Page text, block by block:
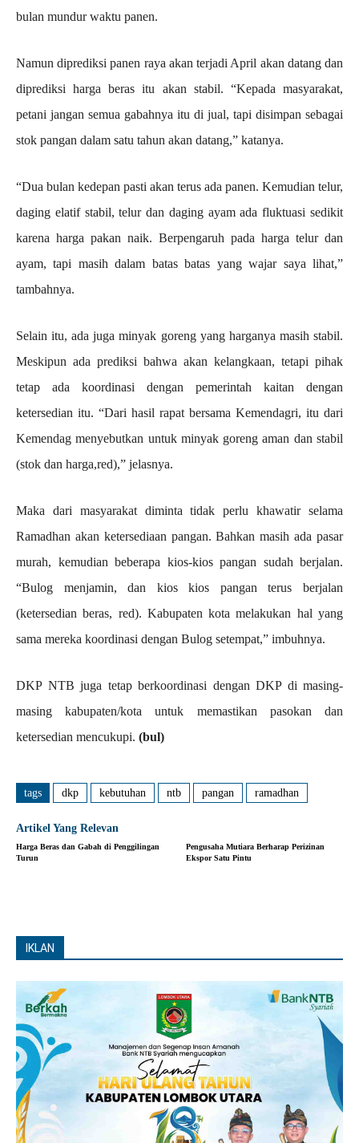
bulan mundur waktu panen.
Namun diprediksi panen raya akan terjadi April akan datang dan
diprediksi harga beras itu akan stabil. “Kepada masyarakat,
petani jangan semua gabahnya itu di jual, tapi disimpan sebagai
stok pangan dalam satu tahun akan datang,” katanya.
“Dua bulan kedepan pasti akan terus ada panen. Kemudian telur,
daging elatif stabil, telur dan daging ayam ada fluktuasi sedikit
karena harga pakan naik. Berpengaruh pada harga telur dan
ayam, tapi masih dalam batas batas yang wajar saya lihat,”
tambahnya.
Selain itu, ada juga minyak goreng yang harganya masih stabil.
Meskipun ada prediksi bahwa akan kelangkaan, tetapi pihak
tetap ada koordinasi dengan pemerintah kaitan dengan
ketersedian itu. “Dari hasil rapat bersama Kemendagri, itu dari
Kemendag menyebutkan untuk minyak goreng aman dan stabil
(stok dan harga,red),” jelasnya.
Maka dari masyarakat diminta tidak perlu khawatir selama
Ramadhan akan ketersediaan pangan. Bahkan masih ada pasar
murah, kemudian beberapa kios-kios pangan sudah berjalan.
“Bulog menjamin, dan kios kios pangan terus berjalan
(ketersedian beras, red). Kabupaten kota melakukan hal yang
sama mereka koordinasi dengan Bulog setempat,” imbuhnya.
DKP NTB juga tetap berkoordinasi dengan DKP di masing-
masing kabupaten/kota untuk memastikan pasokan dan
ketersedian mencukupi. (bul)
tags dkp kebutuhan ntb pangan ramadhan
Artikel Yang Relevan
Harga Beras dan Gabah di Penggilingan
Turun
Pengusaha Mutiara Berharap Perizinan
Ekspor Satu Pintu
IKLAN